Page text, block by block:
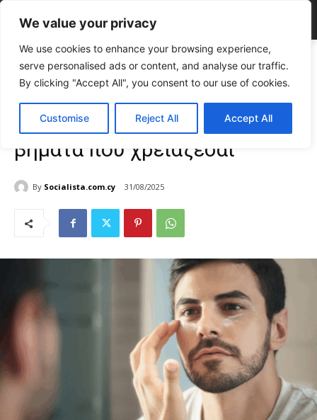
We value your privacy
We use cookies to enhance your browsing experience,
serve personalised ads or content, and analyse our traffic.
By clicking "Accept All", you consent to our use of cookies.
Customise Reject All Accept All
Home FASHION & BEAUTY
Ανδρικό skincare: Τα βασικά βήματα
που χρειάζεσαι
Ανδρικό skincare: Τα βασικά
βήματα που χρειάζεσαι
By Socialista.com.cy 31/08/2025